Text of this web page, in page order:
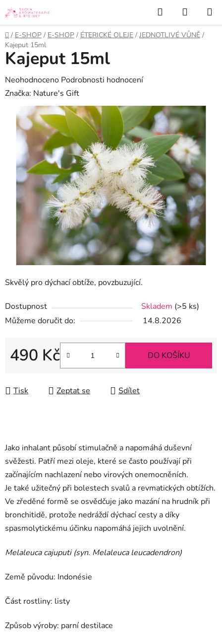
Přejít
na
obsah
Hledat
KOŠÍK
Domů
/ E-SHOP / E-SHOP / ÉTERICKÉ OLEJE / JEDNOTLIVÉ VŮNĚ /
Kajeput 15ml
Skvělý pro dýchací obtíže, povzbuzující.
Dostupnost Skladem (>5 ks)
Můžeme doručit do:
14.8.2026
490 Kč DO KOŠÍKU
Tisk Zeptat se Sdílet
Kajeput 15ml
Průměrné
hodnocení
produktu
0,0
hvězdiček.
Neohodnoceno Podrobnosti hodnocení
Značka: Nature's Gift
Jako inhalant působí stimulačně a napomáhá duševní
svěžesti. Patří mezi oleje, které se často používají při
začínajícím nachlazení nebo virových onemocněních.
Je také užitečný při bolestech svalů a revmatických obtížích.
Ve zředěné formě se osvědčuje jako mazání na hrudník při
bronchitidě, protože nedráždí dýchací cesty a díky
spasmolytickému účinku napomáhá jejich uvolnění.
Melaleuca cajuputi (syn. Melaleuca leucadendron)
Země původu: Indonésie
Část rostliny: listy
Způsob výroby: parní destilace